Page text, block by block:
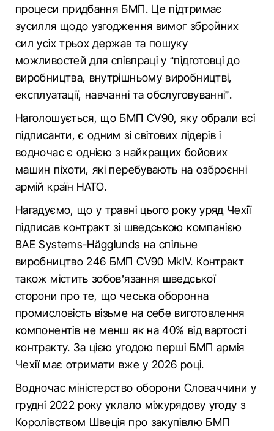
процеси придбання БМП. Це підтримає
зусилля щодо узгодження вимог збройних
сил усіх трьох держав та пошуку
можливостей для співпраці у “підготовці до
виробництва, внутрішньому виробництві,
експлуатації, навчанні та обслуговуванні”.
Наголошується, що БМП CV90, яку обрали всі
підписанти, є одним зі світових лідерів і
водночас є однією з найкращих бойових
машин піхоти, які перебувають на озброєнні
армій країн НАТО.
Нагадуємо, що у травні цього року уряд Чехії
підписав контракт зі шведською компанією
BAE Systems-Hägglunds на спільне
виробництво 246 БМП CV90 MkIV. Контракт
також містить зобов’язання шведської
сторони про те, що чеська оборонна
промисловість візьме на себе виготовлення
компонентів не менш як на 40% від вартості
контракту. За цією угодою перші БМП армія
Чехії має отримати вже у 2026 році.
Водночас міністерство оборони Словаччини у
грудні 2022 року уклало міжурядову угоду з
Королівством Швеція про закупівлю БМП